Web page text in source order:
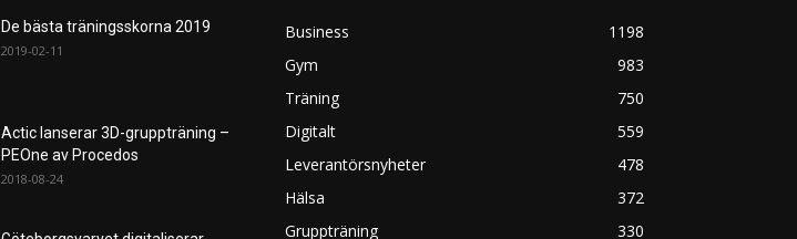
De bästa träningsskorna 2019
2019-02-11
Actic lanserar 3D-gruppträning –
PEOne av Procedos
2018-08-24
Business
1198
Gym
983
Träning
750
Digitalt
559
Leverantörsnyheter
478
Hälsa
372
Gruppträning
330